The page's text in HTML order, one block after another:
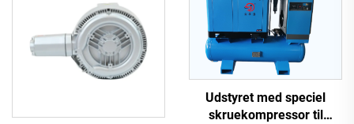
Udstyret med speciel
skruekompressor til